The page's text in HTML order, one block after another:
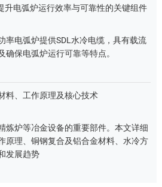
升电弧炉运行效率与可靠性的关键组件
率电弧炉提供SDL水冷电缆，具有载流
保电弧炉运行可靠等特点。
料、工作原理及核心技术
炼炉等冶金设备的重要部件。本文详细
原理、铜钢复合及铝合金材料、水冷方
发展趋势